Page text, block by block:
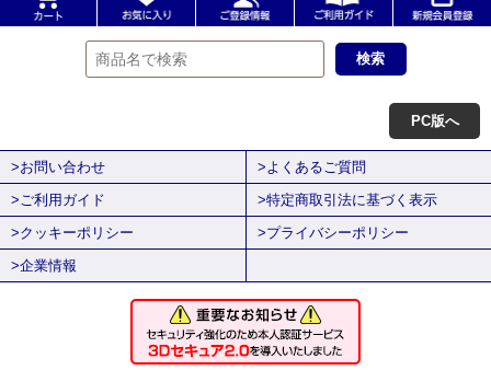
PC版へ
>お問い合わせ
>よくあるご質問
>ご利用ガイド
>特定商取引法に基づく表示
>クッキーポリシー
>プライバシーポリシー
>企業情報